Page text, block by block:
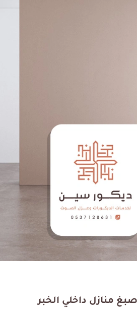
الوقت. كما اتمنى لهم التوفيق